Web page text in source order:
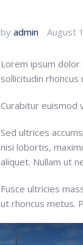
by admin August
Lorem ipsum
sollicitudin
Curabitur euismod
Sed ultrices
nisi lobortis,
aliquet. Nullam ut
Fusce ultricies
ut rhoncus metus.